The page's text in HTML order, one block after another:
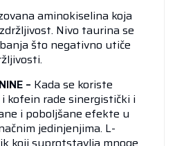
aminokiselina koja
Nivo taurina se
što negativno utiče
– Kada se koriste
kofein rade sinergistički i
i poboljšane efekte u
jedinjenjima. L-
koji suprotstavlja mnoge